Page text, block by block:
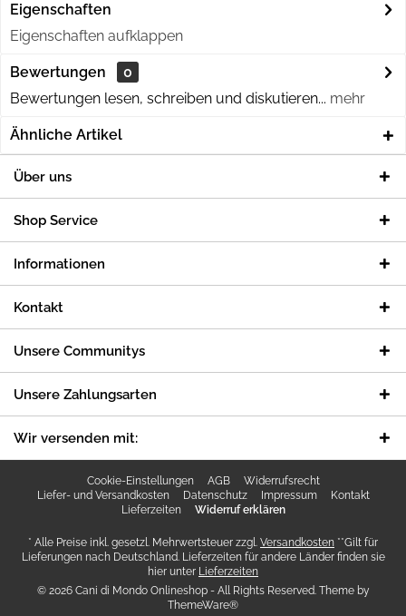
Eigenschaften
Eigenschaften aufklappen
Bewertungen
0
Bewertungen lesen, schreiben und diskutieren... mehr
Ähnliche Artikel
Über uns
Shop Service
Informationen
Kontakt
Unsere Communitys
Unsere Zahlungsarten
Wir versenden mit:
Cookie-Einstellungen AGB
Widerrufsrecht
Liefer- und Versandkosten
Datenschutz Impressum
Kontakt
Lieferzeiten
Widerruf erklären
* Alle Preise inkl. gesetzl. Mehrwertsteuer zzgl. Versandkosten **Gilt für
Lieferungen nach Deutschland. Lieferzeiten für andere Länder finden sie
hier unter Lieferzeiten
© 2026 Cani di Mondo Onlineshop - All Rights Reserved. Theme by
ThemeWare®